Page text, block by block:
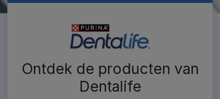
Ontdek de producten van
Dentalife​